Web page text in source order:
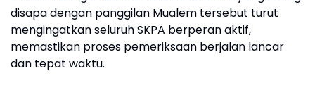
disapa dengan panggilan Mualem tersebut turut
mengingatkan seluruh SKPA berperan aktif,
memastikan proses pemeriksaan berjalan lancar
dan tepat waktu.